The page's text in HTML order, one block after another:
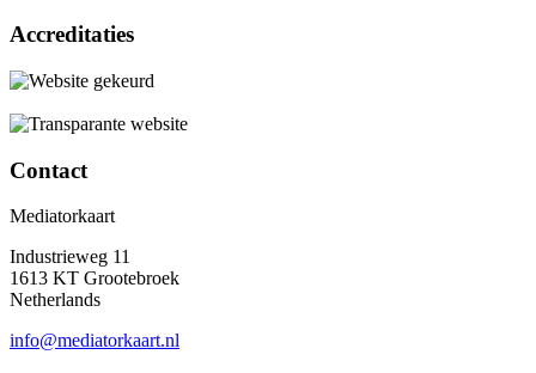
Accreditaties
Contact
Mediatorkaart
Industrieweg 11
1613 KT Grootebroek
Netherlands
info@mediatorkaart.nl